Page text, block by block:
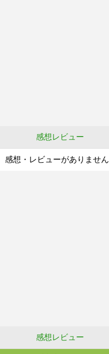
感想レビュー
感想・レビューがありません
感想レビュー